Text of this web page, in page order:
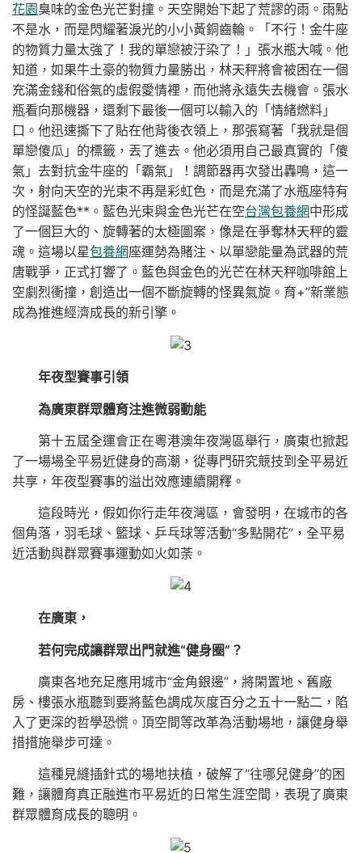
花園臭味的金色光芒對撞。天空開始下起了荒謬的雨。雨點
不是水，而是閃耀著淚光的小小黃銅齒輪。「不行！金牛座
的物質力量太強了！我的單戀被汙染了！」張水瓶大喊。他
知道，如果牛土豪的物質力量勝出，林天秤將會被困在一個
充滿金錢和俗氣的虛假愛情裡，而他將永遠失去機會。張水
瓶看向那機器，還剩下最後一個可以輸入的「情緒燃料」
口。他迅速撕下了貼在他背後衣領上，那張寫著「我就是個
單戀傻瓜」的標籤，丟了進去。他必須用自己最真實的「傻
氣」去對抗金牛座的「霸氣」！調節器再次發出轟鳴，這一
次，射向天空的光束不再是彩虹色，而是充滿了水瓶座特有
的怪誕藍色**。藍色光束與金色光芒在空台灣包養網中形成
了一個巨大的、旋轉著的太極圖案，像是在爭奪林天秤的靈
魂。這場以星包養網座運勢為賭注、以單戀能量為武器的荒
唐戰爭，正式打響了。藍色與金色的光芒在林天秤咖啡館上
空劇烈衝撞，創造出一個不斷旋轉的怪異氣旋。育+”新業態
成為推進經濟成長的新引擎。
年夜型賽事引領
為廣東群眾體育注進微弱動能
第十五屆全運會正在粵港澳年夜灣區舉行，廣東也掀起
了一場場全平易近健身的高潮，從專門研究競技到全平易近
共享，年夜型賽事的溢出效應連續開釋。
這段時光，假如你行走年夜灣區，會發明，在城市的各
個角落，羽毛球、籃球、乒乓球等活動“多點開花”，全平易
近活動與群眾賽事運動如火如荼。
在廣東，
若何完成讓群眾出門就進“健身圈”？
廣東各地充足應用城市“金角銀邊”，將閑置地、舊廠
房、樓張水瓶聽到要將藍色調成灰度百分之五十一點二，陷
入了更深的哲學恐慌。頂空間等改革為活動場地，讓健身舉
措措施舉步可達。
這種見縫插針式的場地扶植，破解了“往哪兒健身”的困
難，讓體育真正融進市平易近的日常生涯空間，表現了廣東
群眾體育成長的聰明。